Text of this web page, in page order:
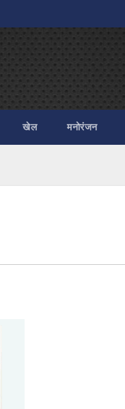
खेल मनोरंजन